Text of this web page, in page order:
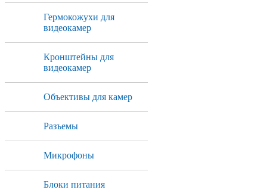
Гермокожухи для
видеокамер
Кронштейны для
видеокамер
Объективы для камер
Разъемы
Микрофоны
Блоки питания